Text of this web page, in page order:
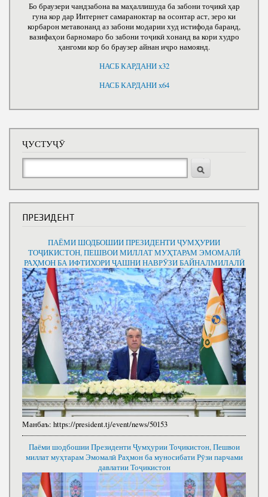
Бо браузери чандзабона ва маҳаллишуда ба забони тоҷикӣ ҳар
гуна кор дар Интернет самараноктар ва осонтар аст, зеро ки
корбарон метавонанд аз забони модарии худ истифода баранд,
вазифаҳои барномаро бо забони тоҷикӣ хонанд ва кори худро
ҳангоми кор бо браузер айнан иҷро намоянд.
НАСБ КАРДАНИ x32
НАСБ КАРДАНИ x64
ҶУСТУҶӮ
Ҷустуҷӯ
ПРЕЗИДЕНТ
ПАЁМИ ШОДБОШИИ ПРЕЗИДЕНТИ ҶУМҲУРИИ
ТОҶИКИСТОН, ПЕШВОИ МИЛЛАТ МУҲТАРАМ ЭМОМАЛӢ
РАҲМОН БА ИФТИХОРИ ҶАШНИ НАВРӮЗИ БАЙНАЛМИЛАЛӢ
Манбаъ: https://president.tj/event/news/50153
Паёми шодбошии Президенти Ҷумҳурии Тоҷикистон, Пешвои
миллат муҳтарам Эмомалӣ Раҳмон ба муносибати Рӯзи парчами
давлатии Тоҷикистон